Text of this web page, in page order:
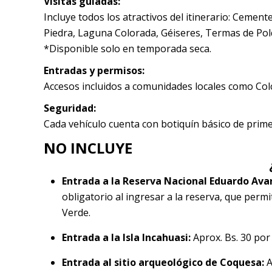
Incluye todos los atractivos del itinerario:
Piedra, Laguna Colorada, Géiseres, Termas de
*Disponible solo en temporada seca.
Entradas y permisos:
Accesos incluidos a comunidades locales como
Seguridad:
Cada vehículo cuenta con botiquín básico de
NO INCLUYE
Entrada a la Reserva Nacional Eduardo
obligatorio al ingresar a la reserva, que
Verde.
Entrada a la Isla Incahuasi:Aprox. Bs. 30
Entrada al sitio arqueológico de Coquesa: